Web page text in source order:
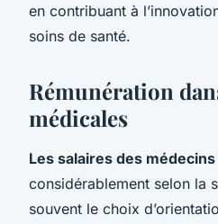
en contribuant à
soins de santé.
Rémunération
médicales
Les salaires des médecins
considérablement selon la
souvent le choix